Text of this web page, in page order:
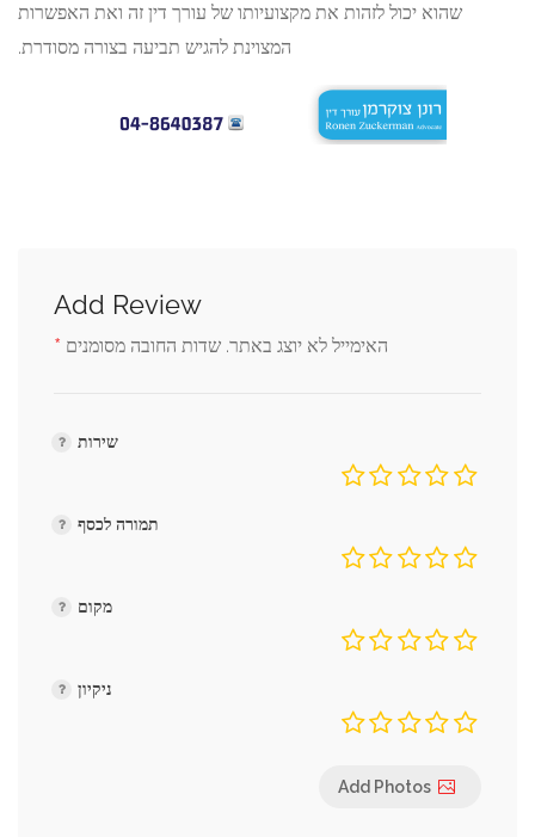
שהוא יכול לזהות את מקצועיותו של עורך דין זה ואת האפשרות
המצוינת להגיש תביעה בצורה מסודרת.
Add Review
האימייל לא יוצג באתר. שדות החובה מסומנים *
תמורה לכסף
Add Photos